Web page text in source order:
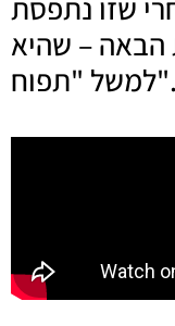
– שהיא
למשל "תפוח".